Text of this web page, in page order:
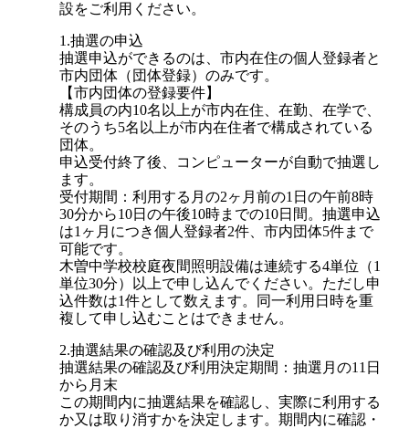
設をご利用ください。
1.抽選の申込
抽選申込ができるのは、市内在住の個人登録者と
市内団体（団体登録）のみです。
【市内団体の登録要件】
構成員の内10名以上が市内在住、在勤、在学で、
そのうち5名以上が市内在住者で構成されている
団体。
申込受付終了後、コンピューターが自動で抽選し
ます。
受付期間：利用する月の2ヶ月前の1日の午前8時
30分から10日の午後10時までの10日間。抽選申込
は1ヶ月につき個人登録者2件、市内団体5件まで
可能です。
木曽中学校校庭夜間照明設備は連続する4単位（1
単位30分）以上で申し込んでください。ただし申
込件数は1件として数えます。同一利用日時を重
複して申し込むことはできません。
2.抽選結果の確認及び利用の決定
抽選結果の確認及び利用決定期間：抽選月の11日
から月末
この期間内に抽選結果を確認し、実際に利用する
か又は取り消すかを決定します。期間内に確認・